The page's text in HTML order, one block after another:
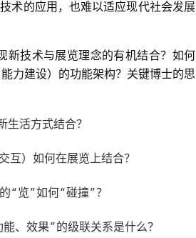
术的应用，也难以适应现代社会发展
新技术与展览理念的有机结合？如何
力建设）的功能架构？关键博士的思
生活方式结合？
交互）如何在展览上结合？
“览”如何“碰撞”？
能、效果”的级联关系是什么？